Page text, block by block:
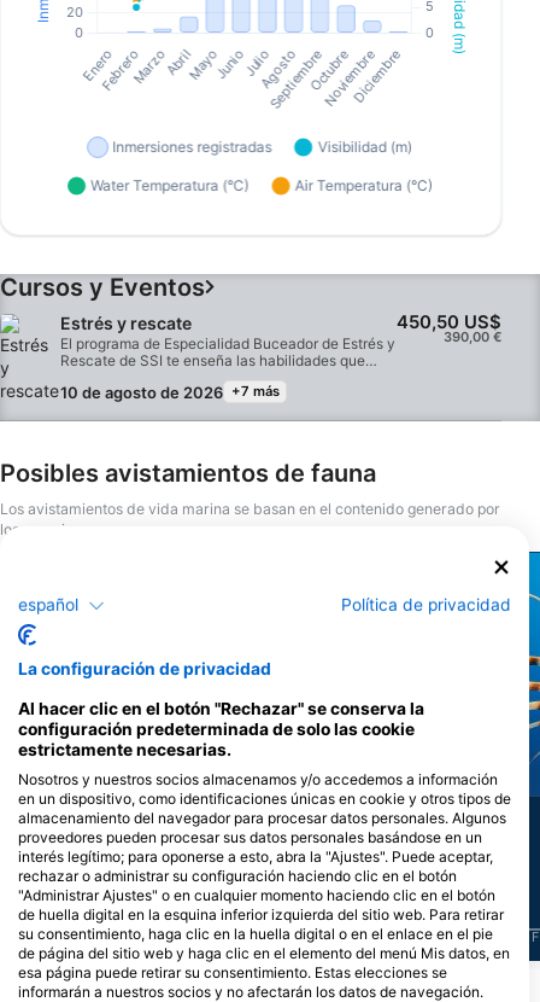
Cursos y Eventos
Estrés y rescate
El programa de Especialidad Buceador de Estrés y
Rescate de SSI te enseña las habilidades que
necesitas para protegerte a ti mismo y a otros
buceadores. Aprenderás a reconocer el estrés, a
sesiones prácticas en piscina y en aguas abiertas,
estarás bien preparado y tendrás confianza para
finalizar, obtendrás la certificación de
Especialidad de Buceador de Estrés y Rescate de
10 de agosto de 2026 +7 más
450,50 US$
390,00 €
Posibles avistamientos de fauna
Los avistamientos de vida marina se basan en el contenido generado por
los usuarios
Alamy-WaterFrame
Morenas
7Avistamientos
J F M A M J J A S O N D
Shutterstock-Henry_and_Laura_Whittaker
20Avistamientos
J F M A M J J A S O N D F
español Política de privacidad
La configuración de privacidad
Al hacer clic en el botón "Rechazar" se conserva la
configuración predeterminada de solo las cookie
estrictamente necesarias.
Nosotros y nuestros socios almacenamos y/o accedemos a información
en un dispositivo, como identificaciones únicas en cookie y otros tipos de
almacenamiento del navegador para procesar datos personales. Algunos
proveedores pueden procesar sus datos personales basándose en un
interés legítimo; para oponerse a esto, abra la "Ajustes". Puede aceptar,
rechazar o administrar su configuración haciendo clic en el botón
"Administrar Ajustes" o en cualquier momento haciendo clic en el botón
de huella digital en la esquina inferior izquierda del sitio web. Para retirar
su consentimiento, haga clic en la huella digital o en el enlace en el pie
de página del sitio web y haga clic en el elemento del menú Mis datos, en
esa página puede retirar su consentimiento. Estas elecciones se
informarán a nuestros socios y no afectarán los datos de navegación.